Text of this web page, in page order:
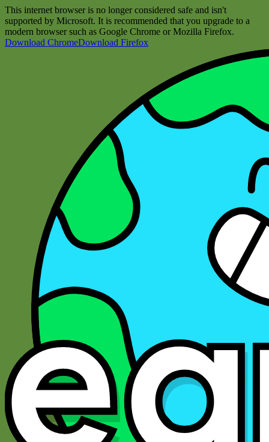
This internet browser is no longer considered safe and isn't
supported by Microsoft. It is recommended that you upgrade to a
modern browser such as Google Chrome or Mozilla Firefox.
Download ChromeDownload Firefox